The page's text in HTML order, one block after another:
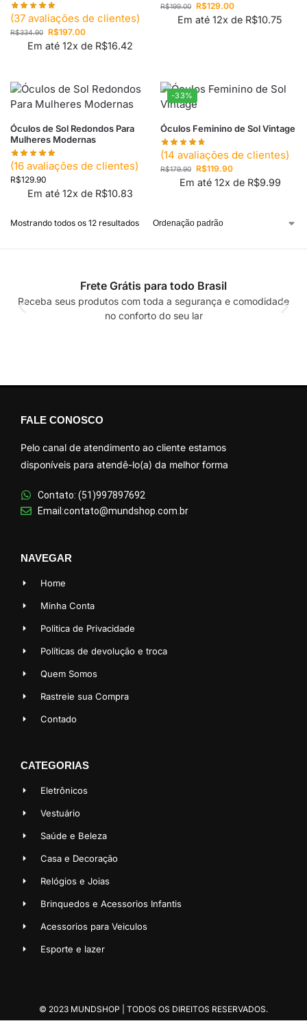
(37 avaliações de clientes)
R$334.90 R$197.00
Em até 12x de R$16.42
R$199.00 R$129.00
Em até 12x de R$10.75
Óculos de Sol Redondos Para
Mulheres Modernas
(16 avaliações de clientes)
R$129.90
Em até 12x de R$10.83
-33%
Óculos Feminino de Sol Vintage
(14 avaliações de clientes)
R$179.90 R$119.90
Em até 12x de R$9.99
Mostrando todos os 12 resultados
Frete Grátis para todo Brasil
Receba seus produtos com toda a segurança e comodidade
no conforto do seu lar
FALE CONOSCO
Pelo canal de atendimento ao cliente estamos
disponíveis para atendê-lo(a) da melhor forma
Contato: (51)997897692
Email:contato@mundshop.com.br
NAVEGAR
Home
Minha Conta
Politica de Privacidade
Políticas de devolução e troca
Quem Somos
Rastreie sua Compra
Contado
CATEGORIAS
Eletrônicos
Vestuário
Saúde e Beleza
Casa e Decoração
Relógios e Joias
Brinquedos e Acessorios Infantis
Acessorios para Veiculos
Esporte e lazer
© 2023 MUNDSHOP | TODOS OS DIREITOS RESERVADOS.